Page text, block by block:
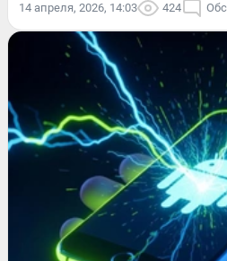
14 апреля, 2026, 14:03 424